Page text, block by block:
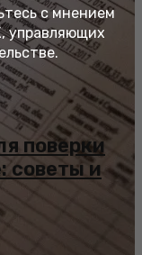
с мнением
управляющих
поверки
советы и